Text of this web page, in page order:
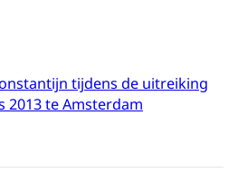
tijdens de uitreiking
2013 te Amsterdam